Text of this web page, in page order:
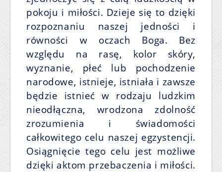
pokoju i miłości. Dzieje się to dzięki
rozpoznaniu naszej jedności i
równości w oczach Boga. Bez
względu na rasę, kolor skóry,
wyznanie, płeć lub pochodzenie
narodowe, istnieje, istniała i zawsze
będzie istnieć w rodzaju ludzkim
nieodłączna, wrodzona zdolność
zrozumienia i świadomości
całkowitego celu naszej egzystencji.
Osiągnięcie tego celu jest możliwe
dzięki aktom przebaczenia i miłości.